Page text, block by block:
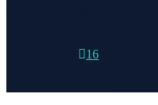
16